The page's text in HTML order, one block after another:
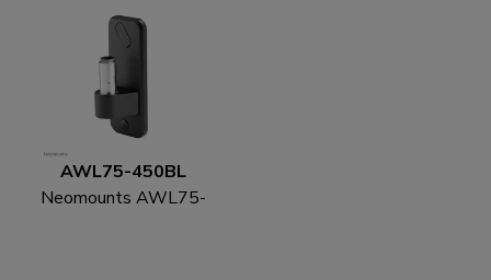
AWL75-450BL
Neomounts AWL75-